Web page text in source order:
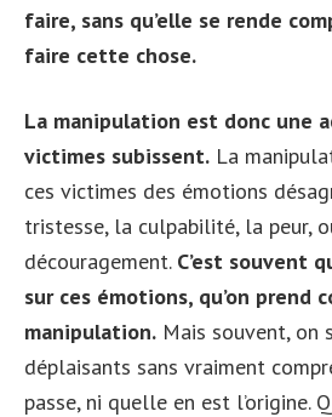
faire, sans qu’elle se rende
faire cette chose.
La manipulation est donc une
victimes subissent. La
ces victimes des émotions
tristesse, la culpabilité, la peur,
découragement. C’est souvent
sur ces émotions, qu’on prend
manipulation. Mais souvent, on
déplaisants sans vraiment
passe, ni quelle en est l’origine.